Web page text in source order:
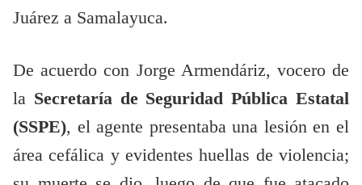
Juárez a Samalayuca.
De acuerdo con Jorge Armendáriz, vocero de
la Secretaría de Seguridad Pública Estatal
(SSPE), el agente presentaba una lesión en el
área cefálica y evidentes huellas de violencia;